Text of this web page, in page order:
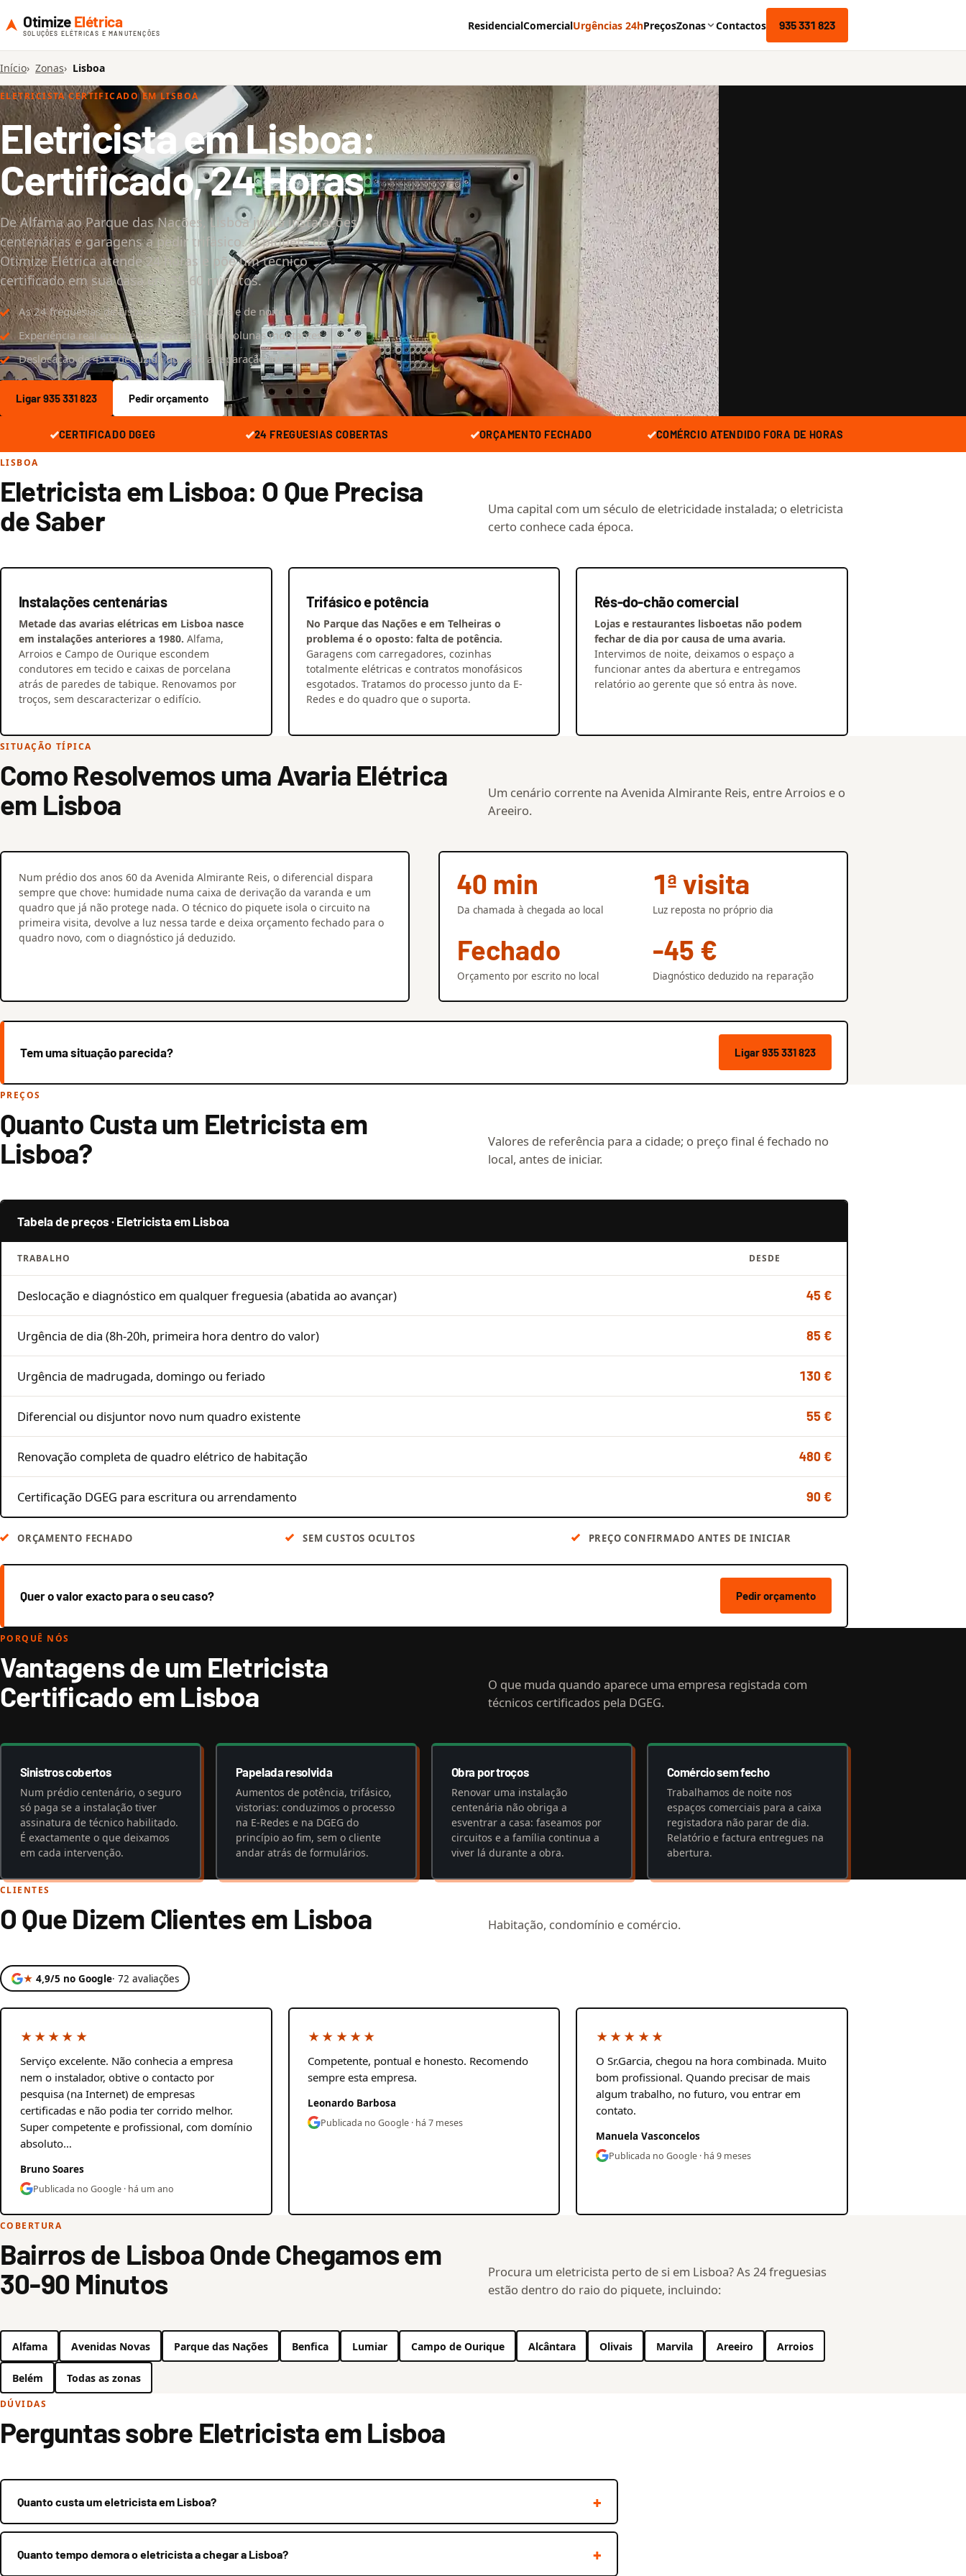
Otimize Elétrica
SOLUÇÕES ELÉTRICAS E MANUTENÇÕES
ResidencialComercialUrgências 24hPreçosZonas Contactos 935 331 823
Início Zonas Lisboa
ELETRICISTA CERTIFICADO EM LISBOA
Eletricista em Lisboa:
Certificado, 24 Horas
De Alfama ao Parque das Nações, Lisboa junta instalações
centenárias e garagens a pedir trifásico. O piquete da
Otimize Elétrica atende 24 horas e põe um técnico
certificado em sua casa em 35-60 minutos.
As 24 freguesias de Lisboa cobertas, de dia e de noite
Experiência real em prédios centenários e colunas montantes
Deslocação de 45 € deduzida quando a reparação avança
Ligar 935 331 823 Pedir orçamento
CERTIFICADO DGEG 24 FREGUESIAS COBERTAS ORÇAMENTO FECHADO COMÉRCIO ATENDIDO FORA DE HORAS
LISBOA
Eletricista em Lisboa: O Que Precisa
de Saber
Uma capital com um século de eletricidade instalada; o eletricista
certo conhece cada época.
Instalações centenárias
Metade das avarias elétricas em Lisboa nasce
em instalações anteriores a 1980. Alfama,
Arroios e Campo de Ourique escondem
condutores em tecido e caixas de porcelana
atrás de paredes de tabique. Renovamos por
troços, sem descaracterizar o edifício.
Trifásico e potência
No Parque das Nações e em Telheiras o
problema é o oposto: falta de potência.
Garagens com carregadores, cozinhas
totalmente elétricas e contratos monofásicos
esgotados. Tratamos do processo junto da E-
Redes e do quadro que o suporta.
Rés-do-chão comercial
Lojas e restaurantes lisboetas não podem
fechar de dia por causa de uma avaria.
Intervimos de noite, deixamos o espaço a
funcionar antes da abertura e entregamos
relatório ao gerente que só entra às nove.
SITUAÇÃO TÍPICA
Como Resolvemos uma Avaria Elétrica
em Lisboa
Um cenário corrente na Avenida Almirante Reis, entre Arroios e o
Areeiro.
Num prédio dos anos 60 da Avenida Almirante Reis, o diferencial dispara
sempre que chove: humidade numa caixa de derivação da varanda e um
quadro que já não protege nada. O técnico do piquete isola o circuito na
primeira visita, devolve a luz nessa tarde e deixa orçamento fechado para o
quadro novo, com o diagnóstico já deduzido.
40 min
Da chamada à chegada ao local
1ª visita
Luz reposta no próprio dia
Fechado
Orçamento por escrito no local
-45 €
Diagnóstico deduzido na reparação
Tem uma situação parecida? Ligar 935 331 823
PREÇOS
Quanto Custa um Eletricista em
Lisboa?
Valores de referência para a cidade; o preço final é fechado no
local, antes de iniciar.
Tabela de preços · Eletricista em Lisboa
TRABALHO DESDE
Deslocação e diagnóstico em qualquer freguesia (abatida ao avançar) 45 €
Urgência de dia (8h-20h, primeira hora dentro do valor) 85 €
Urgência de madrugada, domingo ou feriado 130 €
Diferencial ou disjuntor novo num quadro existente 55 €
Renovação completa de quadro elétrico de habitação 480 €
Certificação DGEG para escritura ou arrendamento 90 €
ORÇAMENTO FECHADO SEM CUSTOS OCULTOS PREÇO CONFIRMADO ANTES DE INICIAR
Quer o valor exacto para o seu caso? Pedir orçamento
PORQUÊ NÓS
Vantagens de um Eletricista
Certificado em Lisboa
O que muda quando aparece uma empresa registada com
técnicos certificados pela DGEG.
Sinistros cobertos
Num prédio centenário, o seguro
só paga se a instalação tiver
assinatura de técnico habilitado.
É exactamente o que deixamos
em cada intervenção.
Papelada resolvida
Aumentos de potência, trifásico,
vistorias: conduzimos o processo
na E-Redes e na DGEG do
princípio ao fim, sem o cliente
andar atrás de formulários.
Obra por troços
Renovar uma instalação
centenária não obriga a
esventrar a casa: faseamos por
circuitos e a família continua a
viver lá durante a obra.
Comércio sem fecho
Trabalhamos de noite nos
espaços comerciais para a caixa
registadora não parar de dia.
Relatório e factura entregues na
abertura.
CLIENTES
O Que Dizem Clientes em Lisboa Habitação, condomínio e comércio.
★ 4,9/5 no Google· 72 avaliações
★★★★★
Serviço excelente. Não conhecia a empresa
nem o instalador, obtive o contacto por
pesquisa (na Internet) de empresas
certificadas e não podia ter corrido melhor.
Super competente e profissional, com domínio
absoluto…
Bruno Soares
Publicada no Google · há um ano
★★★★★
Competente, pontual e honesto. Recomendo
sempre esta empresa.
Leonardo Barbosa
Publicada no Google · há 7 meses
★★★★★
O Sr.Garcia, chegou na hora combinada. Muito
bom profissional. Quando precisar de mais
algum trabalho, no futuro, vou entrar em
contato.
Manuela Vasconcelos
Publicada no Google · há 9 meses
COBERTURA
Bairros de Lisboa Onde Chegamos em
30-90 Minutos
Procura um eletricista perto de si em Lisboa? As 24 freguesias
estão dentro do raio do piquete, incluindo:
Alfama Avenidas Novas Parque das Nações Benfica Lumiar Campo de Ourique Alcântara Olivais Marvila Areeiro Arroios
Belém Todas as zonas
DÚVIDAS
Perguntas sobre Eletricista em Lisboa
Quanto custa um eletricista em Lisboa?
Quanto tempo demora o eletricista a chegar a Lisboa?